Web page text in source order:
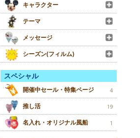
キャラクター
テーマ
メッセージ
シーズン(フィルム)
スペシャル
開催中セール・特集ページ 4
推し活 19
名入れ・オリジナル風船 1